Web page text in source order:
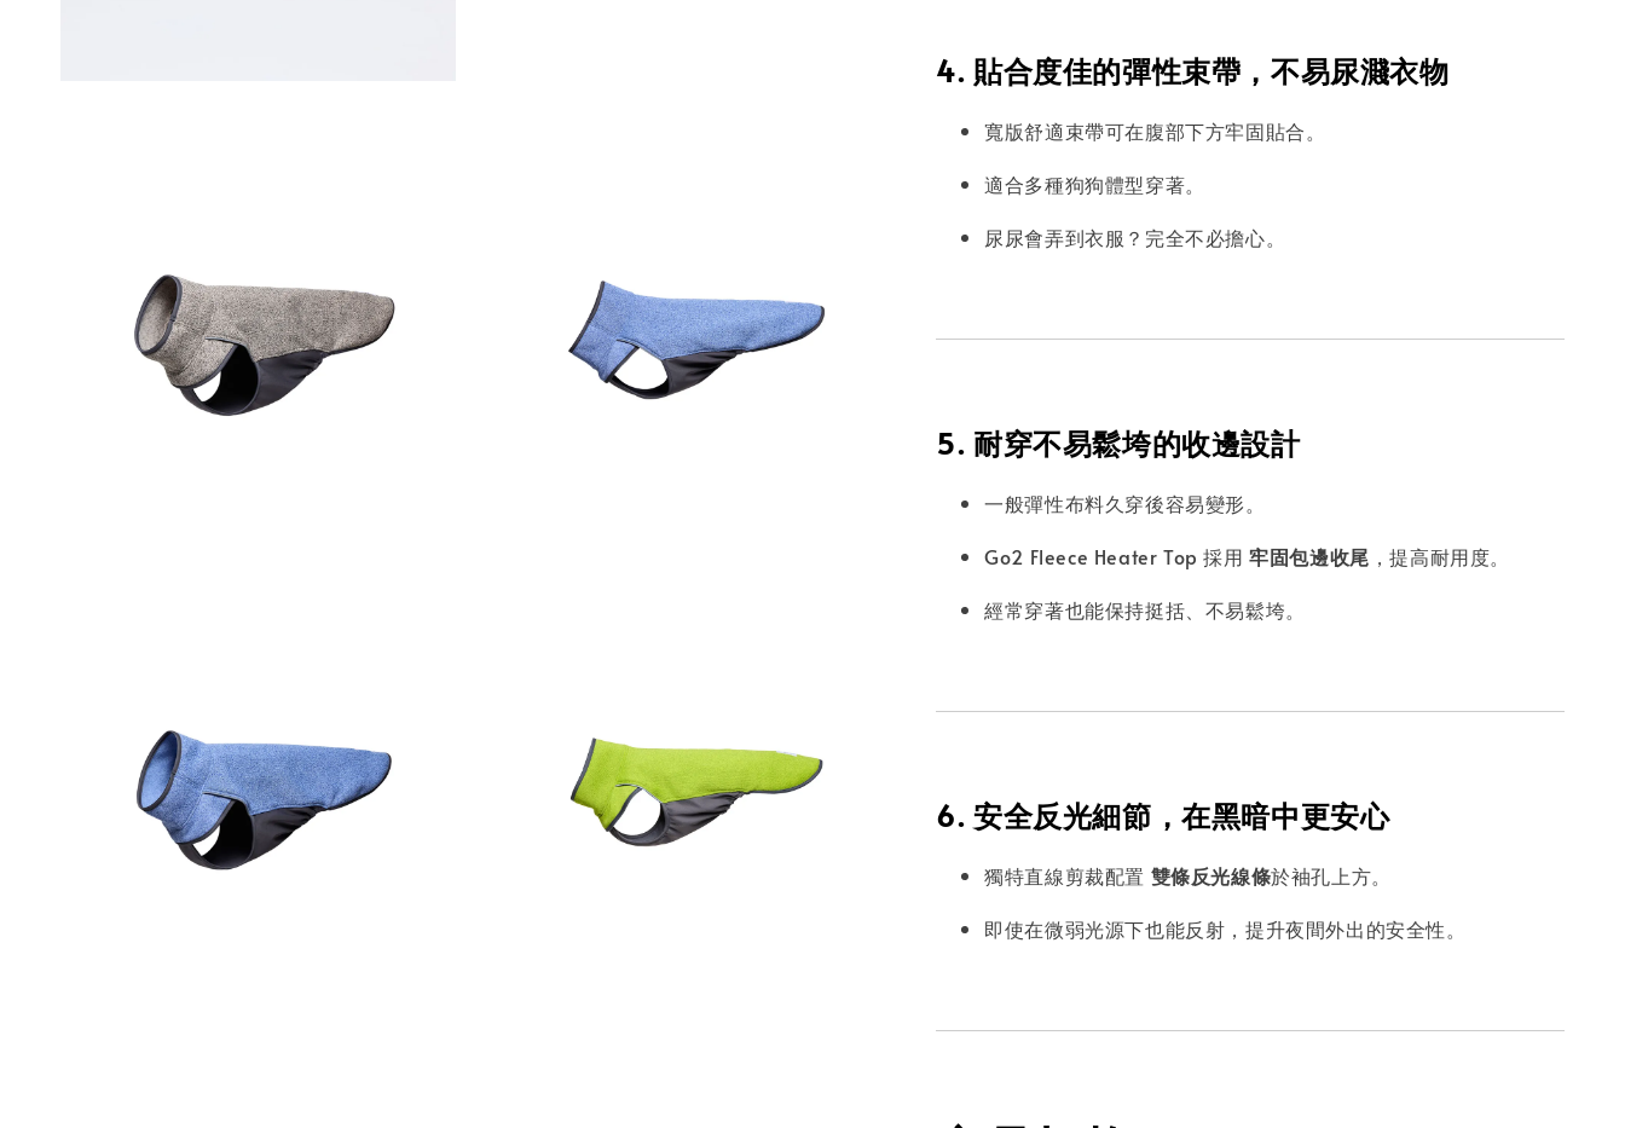
4. 貼合度佳的彈性束帶，不易尿濺衣物
寬版舒適束帶可在腹部下方牢固貼合。
適合多種狗狗體型穿著。
尿尿會弄到衣服？完全不必擔心。
5. 耐穿不易鬆垮的收邊設計
一般彈性布料久穿後容易變形。
Go2 Fleece Heater Top 採用牢固包邊收尾 ，提高耐用度。
經常穿著也能保持挺括、不易鬆垮。
6. 安全反光細節，在黑暗中更安心
獨特直線剪裁配置 雙條反光線條於袖孔上方。
即使在微弱光源下也能反射，提升夜間外出的安全性。